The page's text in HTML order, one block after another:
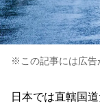
※この記事には広告
日本では直轄国